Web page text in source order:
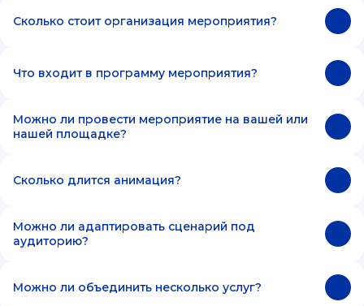
Сколько стоит организация мероприятия?
Что входит в программу мероприятия?
Можно ли провести мероприятие на вашей или
нашей площадке?
Сколько длится анимация?
Можно ли адаптировать сценарий под
аудиторию?
Можно ли объединить несколько услуг?